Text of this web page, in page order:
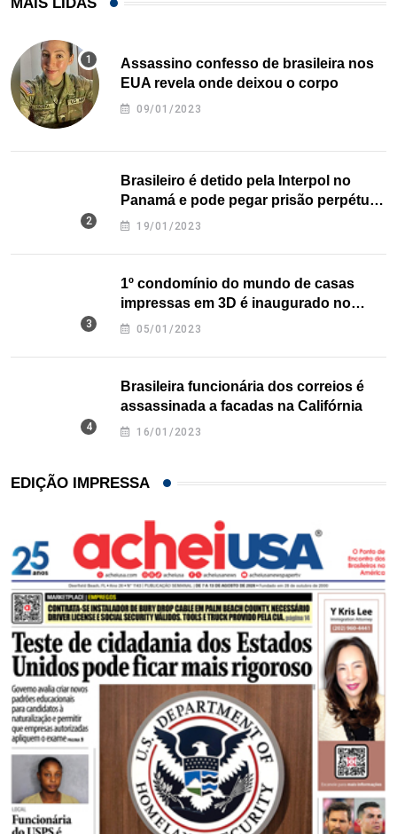
Assassino confesso de brasileira nos
EUA revela onde deixou o corpo
09/01/2023
Brasileiro é detido pela Interpol no
Panamá e pode pegar prisão perpétua
nos EUA
19/01/2023
1º condomínio do mundo de casas
impressas em 3D é inaugurado no
Texas
05/01/2023
Brasileira funcionária dos correios é
assassinada a facadas na Califórnia
16/01/2023
EDIÇÃO IMPRESSA